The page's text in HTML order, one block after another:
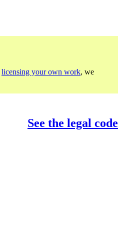
licensing your own work, we
See the legal code